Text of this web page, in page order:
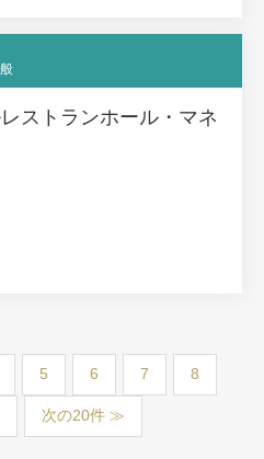
ストランホール・マネ
5 6 7 8
次の20件 ≫